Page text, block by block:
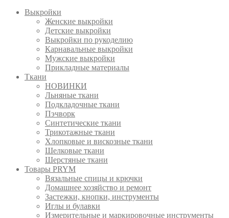
Выкройки
Женские выкройки
Детские выкройки
Выкройки по рукоделию
Карнавальные выкройки
Мужские выкройки
Прикладные материалы
Ткани
НОВИНКИ
Льняные ткани
Подкладочные ткани
Пэчворк
Синтетические ткани
Трикотажные ткани
Хлопковые и вискозные ткани
Шелковые ткани
Шерстяные ткани
Товары PRYM
Вязальные спицы и крючки
Домашнее хозяйство и ремонт
Застежки, кнопки, инструменты
Иглы и булавки
Измерительные и маркировочные инструменты